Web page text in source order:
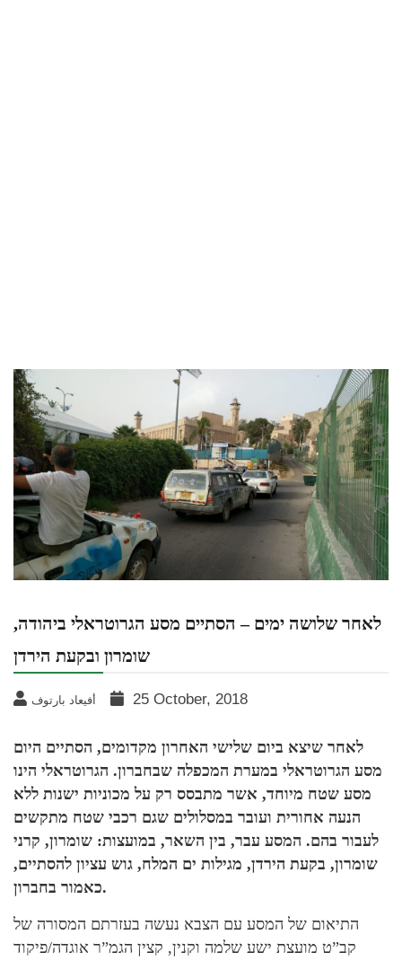
לאחר שלושה ימים – הסתיים מסע הגרוטראלי ביהודה,
שומרון ובקעת הירדן
أفيعاد بارتوف 25 October, 2018
לאחר שיצא ביום שלישי האחרון מקדומים, הסתיים היום
מסע הגרוטראלי במערת המכפלה שבחברון. הגרוטראלי הינו
מסע שטח מיוחד, אשר מתבסס רק על מכוניות ישנות ללא
הנעה אחורית ועובר במסלולים שגם רכבי שטח מתקשים
לעבור בהם. המסע עבר, בין השאר, במועצות: שומרון, קרני
שומרון, בקעת הירדן, מגילות ים המלח, גוש עציון להסתיים,
כאמור בחברון.
התיאום של המסע עם הצבא נעשה בעזרתם המסורה של
קב”ט מועצת ישע שלמה וקנין, קצין הגמ”ר אוגדה/פיקוד